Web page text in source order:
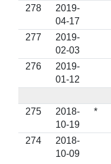
278
2019-
04-17
277
2019-
02-03
276
2019-
01-12
275
2018-
10-19
*
274
2018-
10-09